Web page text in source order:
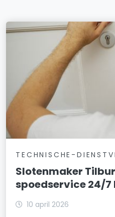
TECHNISCHE-
Slotenmaker
spoedservice 24/
10 april 2026